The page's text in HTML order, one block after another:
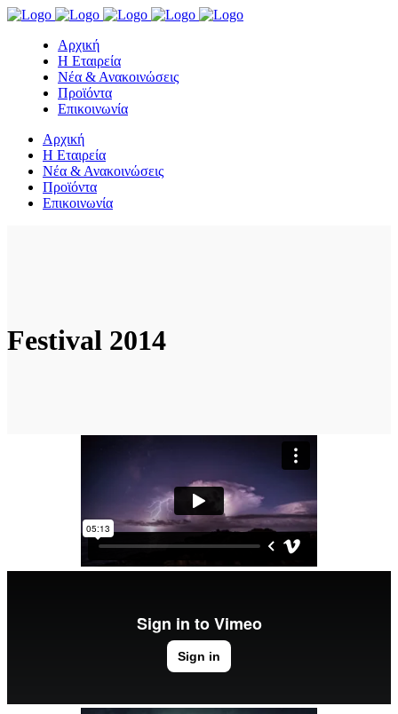
Αρχική
Η Εταιρεία
Νέα & Ανακοινώσεις
Προϊόντα
Επικοινωνία
Αρχική
Η Εταιρεία
Νέα & Ανακοινώσεις
Προϊόντα
Επικοινωνία
Festival 2014